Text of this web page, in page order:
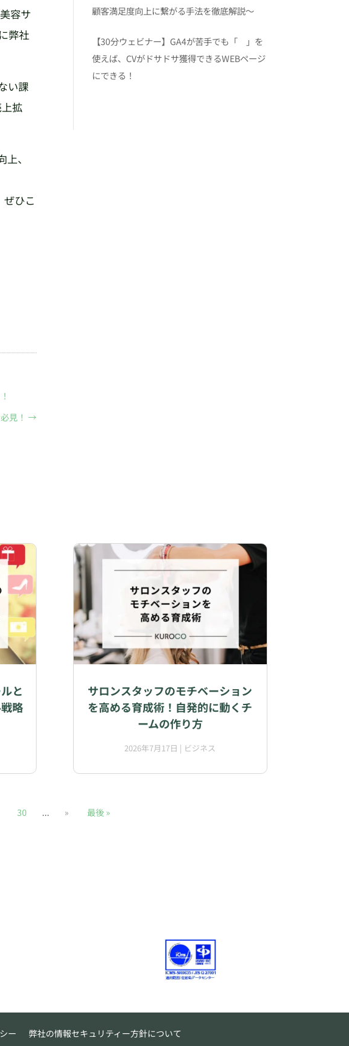
容サ
弊社
い課
拡
、
ぜひこ
見！ →
顧客満足度向上に繋がる手法を徹底解説〜
【30分ウェビナー】GA4が苦手でも「 」を
使えば、CVがドサドサ獲得できるWEBページ
にできる！
と
略
サロンスタッフのモチベーション
を高める育成術！自発的に動くチ
ームの作り方
2026年7月17日 | ビジネス
30 ... » 最後 »
ー 弊社の情報セキュリティー方針について